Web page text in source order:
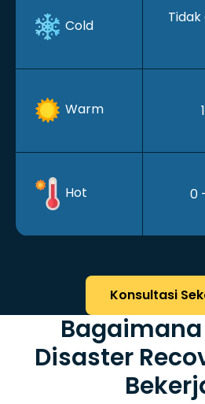
Cold
Warm
Hot 0
Konsultasi
Disaster